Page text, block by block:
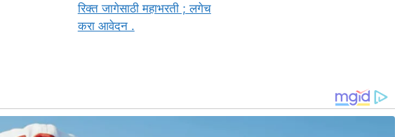
रिक्त जागेसाठी महाभरती ; लगेच
करा आवेदन .